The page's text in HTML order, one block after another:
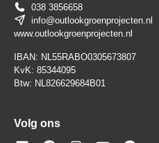
038 3856658
info@outlookgroenprojecten.nl
www.outlookgroenprojecten.nl
IBAN: NL55RABO0305673807
KvK: 85344095
Btw: NL826629684B01
Volg ons